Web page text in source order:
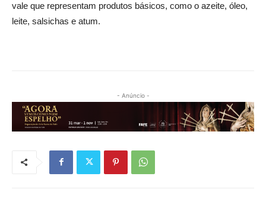
vale que representam produtos básicos, como o azeite, óleo,
leite, salsichas e atum.
- Anúncio -